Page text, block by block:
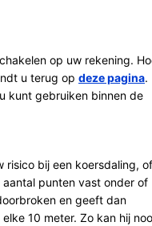
op uw rekening.
u terug op deze pagina.
kunt gebruiken binnen de
risico bij een koersdaling, of
punten vast onder of
en geeft dan
10 meter. Zo kan hij